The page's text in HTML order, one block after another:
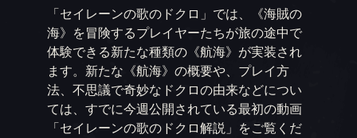
「セイレーンの歌のドクロ」では、《海賊の
海》を冒険するプレイヤーたちが旅の途中で
体験できる新たな種類の《航海》が実装され
ます。新たな《航海》の概要や、プレイ方
法、不思議で奇妙なドクロの由来などについ
ては、すでに今週公開されている最初の動画
「セイレーンの歌のドクロ解説」をご覧くだ